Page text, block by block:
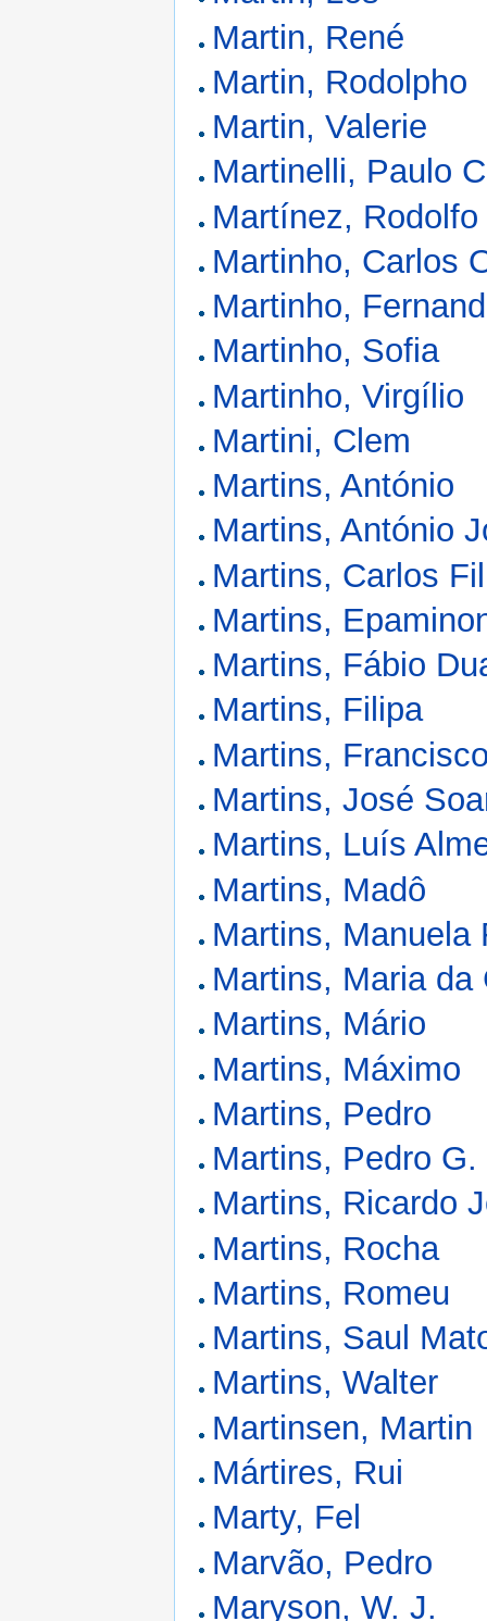
Martin, René
Martin, Rodolpho
Martin, Valerie
Martinelli, Paulo
Martínez, Rodolfo
Martinho, Carlos
Martinho,
Martinho, Sofia
Martinho, Virgílio
Martini, Clem
Martins, António
Martins, António
Martins, Carlos
Martins,
Martins, Fábio
Martins, Filipa
Martins,
Martins, José
Martins, Luís
Martins, Madô
Martins, Manuela
Martins, Maria da
Martins, Mário
Martins, Máximo
Martins, Pedro
Martins, Pedro G.
Martins, Ricardo
Martins, Rocha
Martins, Romeu
Martins, Saul
Martins, Walter
Martinsen, Martin
Mártires, Rui
Marty, Fel
Marvão, Pedro
Maryson, W. J.